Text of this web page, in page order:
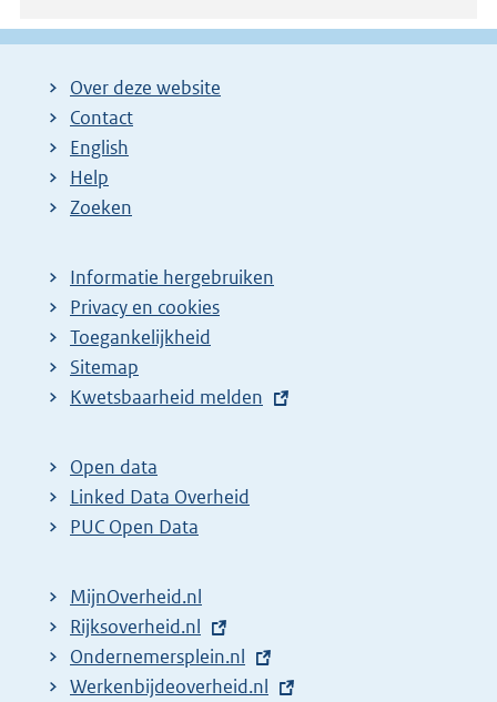
Over deze website
Contact
English
Help
Zoeken
Informatie hergebruiken
Privacy en cookies
Toegankelijkheid
Sitemap
E
t
e
r
l
i
n
k
Kwetsbaarheid melden
Open data
Linked Data Overheid
PUC Open Data
MijnOverheid.nl
E
x
t
Rijksoverheid.nl
E
x
Ondernemersplein.nl
E
Werkenbijdeoverheid.nl